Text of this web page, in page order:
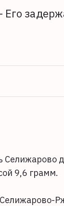
9,6 грамм.